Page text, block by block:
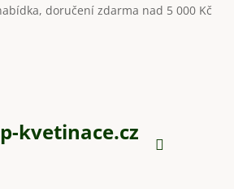
doručení zdarma nad 5 000 Kč
kvetinace.cz